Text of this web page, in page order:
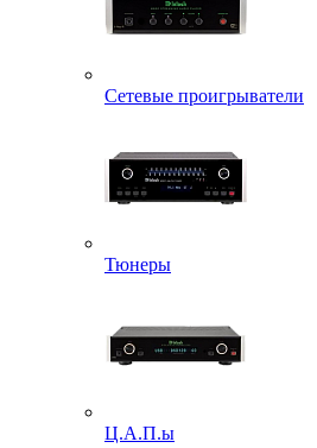
Сетевые проигрыватели
Тюнеры
Ц.А.П.ы